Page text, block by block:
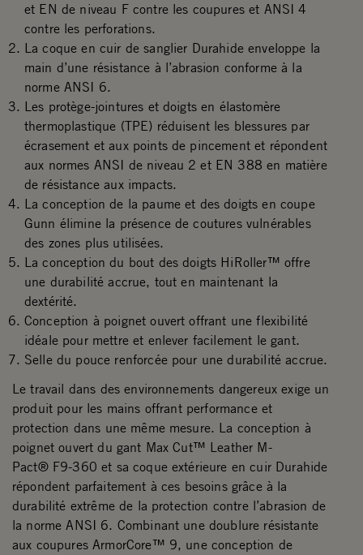
et EN de niveau F contre les coupures et ANSI 4
contre les perforations.
La coque en cuir de sanglier Durahide enveloppe la
main d’une résistance à l’abrasion conforme à la
norme ANSI 6.
Les protège-jointures et doigts en élastomère
thermoplastique (TPE) réduisent les blessures par
écrasement et aux points de pincement et répondent
aux normes ANSI de niveau 2 et EN 388 en matière
de résistance aux impacts.
La conception de la paume et des doigts en coupe
Gunn élimine la présence de coutures vulnérables
des zones plus utilisées.
La conception du bout des doigts HiRoller™ offre
une durabilité accrue, tout en maintenant la
dextérité.
Conception à poignet ouvert offrant une flexibilité
idéale pour mettre et enlever facilement le gant.
Selle du pouce renforcée pour une durabilité accrue.
Le travail dans des environnements dangereux exige un
produit pour les mains offrant performance et
protection dans une même mesure. La conception à
poignet ouvert du gant Max Cut™ Leather M-
Pact® F9-360 et sa coque extérieure en cuir Durahide
répondent parfaitement à ces besoins grâce à la
durabilité extrême de la protection contre l’abrasion de
la norme ANSI 6. Combinant une doublure résistante
aux coupures ArmorCore™ 9, une conception de